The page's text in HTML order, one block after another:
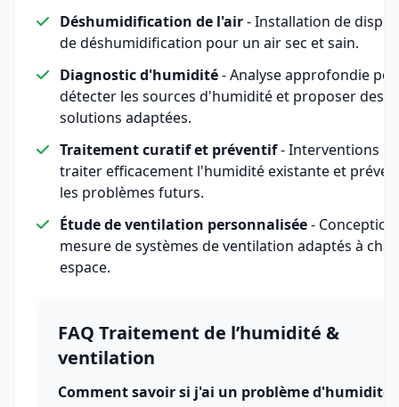
Déshumidification de l'air- Installation de
de déshumidification pour un air sec et sain.
Diagnostic d'humidité- Analyse approfondie
détecter les sources d'humidité et proposer des
solutions adaptées.
Traitement curatif et préventif- Interventions
traiter efficacement l'humidité existante et
les problèmes futurs.
Étude de ventilation personnalisée-
mesure de systèmes de ventilation adaptés à
espace.
FAQ Traitement de l’humidité &
ventilation
Comment savoir si j'ai un problème d'humidité